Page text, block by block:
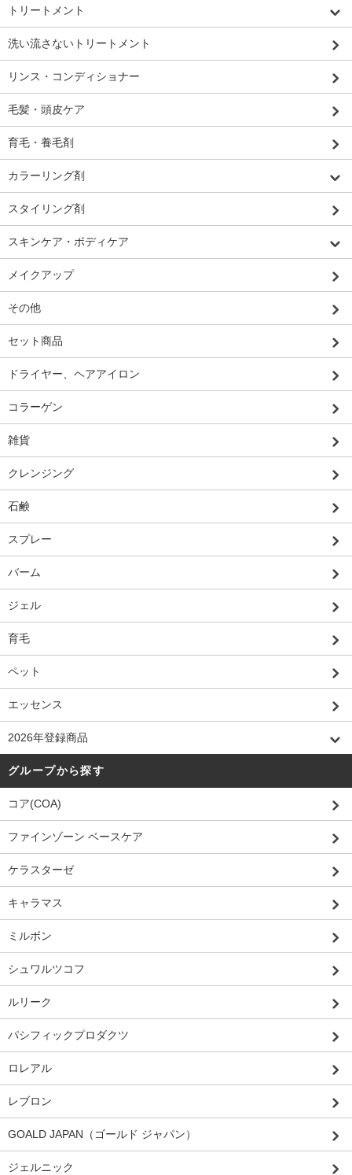
トリートメント
洗い流さないトリートメント
リンス・コンディショナー
毛髪・頭皮ケア
育毛・養毛剤
カラーリング剤
スタイリング剤
スキンケア・ボディケア
メイクアップ
その他
セット商品
ドライヤー、ヘアアイロン
コラーゲン
雑貨
クレンジング
石鹸
スプレー
バーム
ジェル
育毛
ペット
エッセンス
2026年登録商品
グループから探す
コア(COA)
ファインゾーン ベースケア
ケラスターゼ
キャラマス
ミルボン
シュワルツコフ
ルリーク
パシフィックプロダクツ
ロレアル
レブロン
GOALD JAPAN（ゴールド ジャパン）
ジェルニック